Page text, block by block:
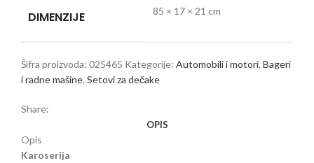
DIMENZIJE 85 × 17 × 21 cm
Šifra proizvoda: 025465 Kategorije: Automobili i motori, Bageri
i radne mašine, Setovi za dečake
Share:
OPIS
Opis
Karoserija